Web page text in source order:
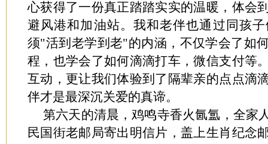
心获得了一份真正踏踏实实的温暖，体会
避风港和加油站。我和老伴也通过同孩
须"活到老学到老"的内涵，不仅学会了如
程，也学会了如何滴滴打车，微信支付等
互动，更让我们体验到了隔辈亲的点点滴
伴才是最深沉关爱的真谛。
第六天的清晨，鸡鸣寺香火氤氲，全家
民国街老邮局寄出明信片，盖上生肖纪念